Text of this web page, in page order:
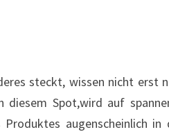
steckt, wissen nicht erst
diesem Spot,wird auf
augenscheinlich in